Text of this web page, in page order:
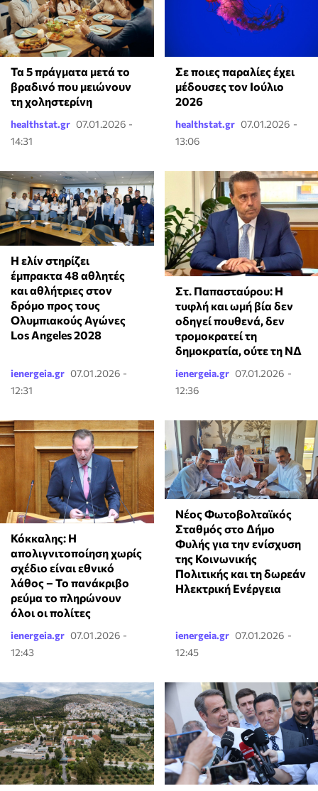
Τα 5 πράγματα μετά το
βραδινό που μειώνουν
τη χοληστερίνη
healthstat.gr 07.01.2026 -
14:31
Σε ποιες παραλίες έχει
μέδουσες τον Ιούλιο
2026
healthstat.gr 07.01.2026 -
13:06
Η ελίν στηρίζει
έμπρακτα 48 αθλητές
και αθλήτριες στον
δρόμο προς τους
Ολυμπιακούς Αγώνες
Los Angeles 2028
ienergeia.gr 07.01.2026 -
12:31
Στ. Παπασταύρου: Η
τυφλή και ωμή βία δεν
οδηγεί πουθενά, δεν
τρομοκρατεί τη
δημοκρατία, ούτε τη ΝΔ
ienergeia.gr 07.01.2026 -
12:36
Κόκκαλης: Η
απολιγνιτοποίηση χωρίς
σχέδιο είναι εθνικό
λάθος – Το πανάκριβο
ρεύμα το πληρώνουν
όλοι οι πολίτες
ienergeia.gr 07.01.2026 -
12:43
Νέος Φωτοβολταϊκός
Σταθμός στο Δήμο
Φυλής για την ενίσχυση
της Κοινωνικής
Πολιτικής και τη δωρεάν
Ηλεκτρική Ενέργεια
ienergeia.gr 07.01.2026 -
12:45